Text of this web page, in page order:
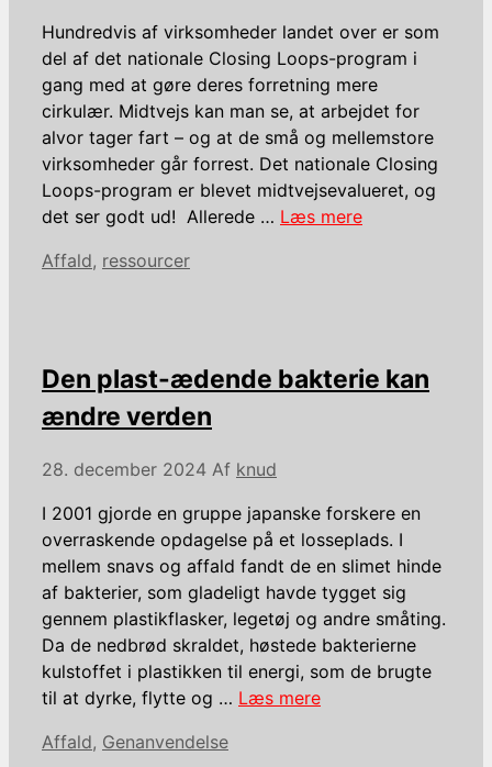
Hundredvis af virksomheder landet over er som
del af det nationale Closing Loops-program i
gang med at gøre deres forretning mere
cirkulær. Midtvejs kan man se, at arbejdet for
alvor tager fart – og at de små og mellemstore
virksomheder går forrest. Det nationale Closing
Loops-program er blevet midtvejsevalueret, og
det ser godt ud! Allerede … Læs mere
Kategorier
Affald, ressourcer
Den plast-ædende bakterie kan
ændre verden
28. december 2024 Af knud
I 2001 gjorde en gruppe japanske forskere en
overraskende opdagelse på et losseplads. I
mellem snavs og affald fandt de en slimet hinde
af bakterier, som gladeligt havde tygget sig
gennem plastikflasker, legetøj og andre småting.
Da de nedbrød skraldet, høstede bakterierne
kulstoffet i plastikken til energi, som de brugte
til at dyrke, flytte og … Læs mere
Kategorier
Affald, Genanvendelse